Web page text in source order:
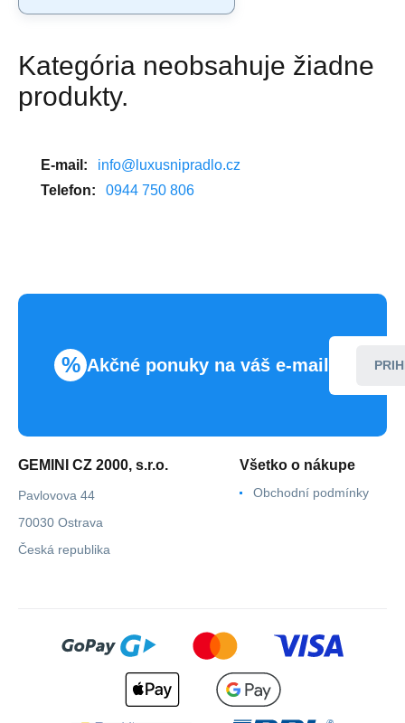
Kategória neobsahuje žiadne
produkty.
E-mail:
info@luxusnipradlo.cz
Telefon:
0944 750 806
% Akčné ponuky na váš e-mail
GEMINI CZ 2000, s.r.o.
Pavlovova 44
70030 Ostrava
Česká republika
Všetko o nákupe
Obchodní podmínky